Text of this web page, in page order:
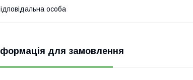
особа
для замовлення